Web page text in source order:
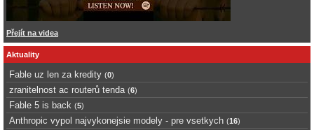
Přejít na videa
Aktuality
Fable uz len za kredity (0)
zranitelnost ac routerů tenda (6)
Fable 5 is back (5)
Anthropic vypol najvykonejsie modely - pre vsetkych (16)